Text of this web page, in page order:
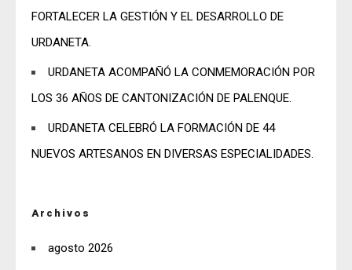
FORTALECER LA GESTIÓN Y EL DESARROLLO DE
URDANETA.
URDANETA ACOMPAÑÓ LA CONMEMORACIÓN POR
LOS 36 AÑOS DE CANTONIZACIÓN DE PALENQUE.
URDANETA CELEBRÓ LA FORMACIÓN DE 44
NUEVOS ARTESANOS EN DIVERSAS ESPECIALIDADES.
Archivos
agosto 2026